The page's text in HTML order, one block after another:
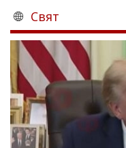
Свят